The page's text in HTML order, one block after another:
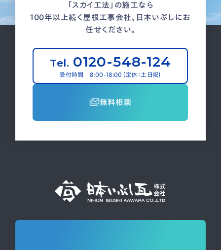
「スカイ工法」の施工なら
100年以上続く屋根工事会社、日本いぶしにお
任せください。
Tel. 0120-548-124
受付時間 8:00-18:00（定休：土日祝）
無料相談